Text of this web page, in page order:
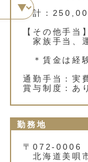
計：
【その他手当】
家族手当、
＊賃金は経
通勤手当：実
賞与制度：
勤務地
〒072-0006
北海道美唄